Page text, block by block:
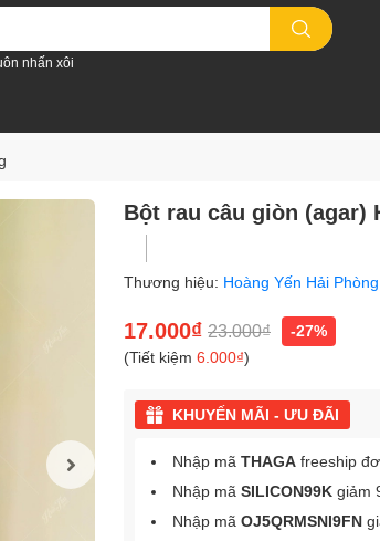
nhấn xôi
Bột rau câu giòn (agar)
Thương hiệu: Hoàng Yến Hải Phòng
17.000₫ 23.000₫
-27%
(Tiết kiệm 6.000₫)
KHUYẾN MÃI - ƯU ĐÃI
Nhập mã THAGA freeship
Nhập mã SILICON99K giảm
Nhập mã OJ5QRMSNI9FN